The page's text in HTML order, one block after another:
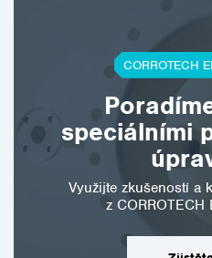
CORROTECH
speciálními
Využijte zkušeností a
z CORROTECH